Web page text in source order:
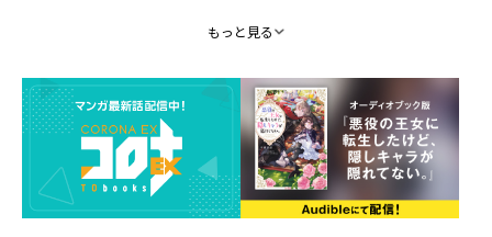
小さめサイズのため飾りやすく、幸せな二人の様子をい
素材： アクリル
本体サイズ：約H70mm×W100mm（背景）／約
H60mm×W50mm（ミニキャラクター）
台座サイズ ： 約H35mm×W80mm
イラスト： comet
もっと見る